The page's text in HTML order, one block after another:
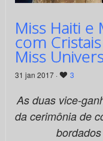
Miss Haiti e
com
Miss
31 jan 2017 · 3
As duas vice-
da cerimônia de